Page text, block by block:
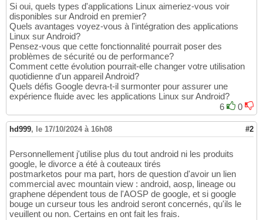
Si oui, quels types d'applications Linux aimeriez-vous voir
disponibles sur Android en premier?
Quels avantages voyez-vous à l'intégration des applications
Linux sur Android?
Pensez-vous que cette fonctionnalité pourrait poser des
problèmes de sécurité ou de performance?
Comment cette évolution pourrait-elle changer votre utilisation
quotidienne d'un appareil Android?
Quels défis Google devra-t-il surmonter pour assurer une
expérience fluide avec les applications Linux sur Android?
6
0
hd999, le 17/10/2024 à 16h08 #2
Personnellement j'utilise plus du tout android ni les produits
google, le divorce a été à couteaux tirés
postmarketos pour ma part, hors de question d'avoir un lien
commercial avec mountain view : android, aosp, lineage ou
graphene dépendent tous de l'AOSP de google, et si google
bouge un curseur tous les android seront concernés, qu'ils le
veuillent ou non. Certains en ont fait les frais.